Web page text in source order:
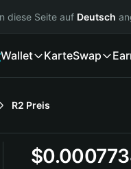
diese Seite auf Deutsch
Wallet KarteSwap
R2 Preis
$